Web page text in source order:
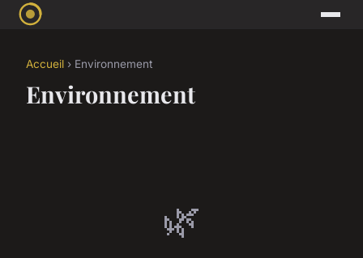
Accueil › Environnement
Environnement
🌿